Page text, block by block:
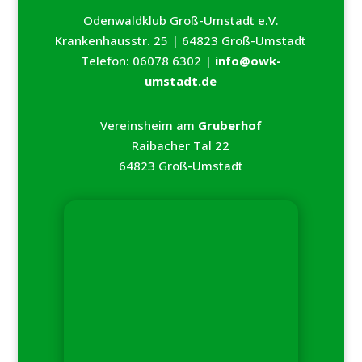
Odenwaldklub Groß-Umstadt e.V.
Krankenhausstr. 25 | 64823 Groß-Umstadt
Telefon: 06078 6302 | info@owk-
umstadt.de
Vereinsheim am Gruberhof
Raibacher Tal 22
64823 Groß-Umstadt